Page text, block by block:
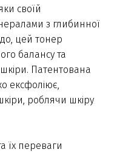
своїй
з глибинної
цей тонер
балансу та
Патентована
ексфоліює,
роблячи шкіру
їх переваги